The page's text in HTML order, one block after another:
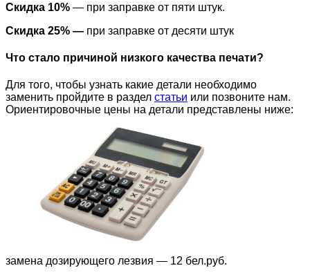
Скидка 10% — при заправке от пяти штук.
Скидка 25% — при заправке от десяти штук
Что стало причиной низкого качества печати?
Для того, чтобы узнать какие детали необходимо
заменить пройдите в раздел статьи или позвоните нам.
Ориентировочные цены на детали представлены ниже:
замена дозирующего лезвия — 12 бел.руб.